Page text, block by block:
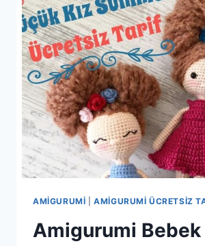
AMIGURUMI |AMIGURUMI ÜCRETSIZ
Amigurumi Bebek